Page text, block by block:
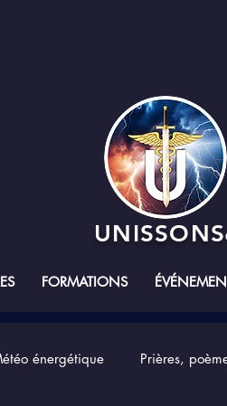
UNISSONS
FORMATIONS
énergétique Prières,